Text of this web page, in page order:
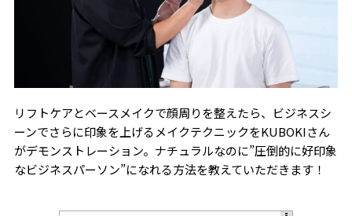
リフトケアとベースメイクで顔周りを整えたら、ビジネスシ
ーンでさらに印象を上げるメイクテクニックをKUBOKIさん
がデモンストレーション。ナチュラルなのに”圧倒的に好印象
なビジネスパーソン”になれる方法を教えていただきます！